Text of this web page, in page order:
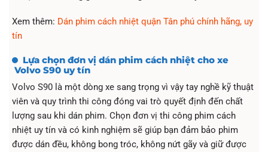
Xem thêm: Dán phim cách nhiệt quận Tân phú chính hãng, uy
tín
Lựa chọn đơn vị dán phim cách nhiệt cho xe
Volvo S90 uy tín
Volvo S90 là một dòng xe sang trọng vì vậy tay nghề kỹ thuật
viên và quy trình thi công đóng vai trò quyết định đến chất
lượng sau khi dán phim. Chọn đơn vị thi công phim cách
nhiệt uy tín và có kinh nghiệm sẽ giúp bạn đảm bảo phim
được dán đều, không bong tróc, không nứt gãy và giữ được